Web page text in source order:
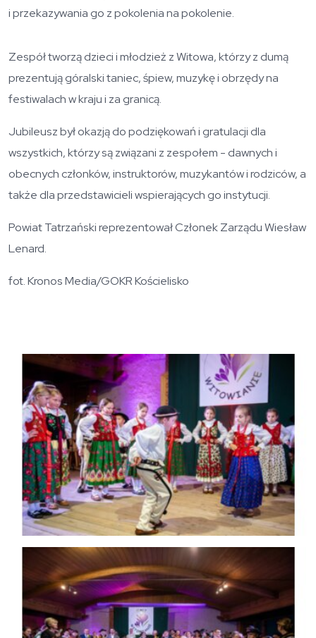
i przekazywania go z pokolenia na pokolenie.
Zespół tworzą dzieci i młodzież z Witowa, którzy z dumą
prezentują góralski taniec, śpiew, muzykę i obrzędy na
festiwalach w kraju i za granicą.
Jubileusz był okazją do podziękowań i gratulacji dla
wszystkich, którzy są związani z zespołem - dawnych i
obecnych członków, instruktorów, muzykantów i rodziców, a
także dla przedstawicieli wspierających go instytucji.
Powiat Tatrzański reprezentował Członek Zarządu Wiesław
Lenard.
fot. Kronos Media/GOKR Kościelisko